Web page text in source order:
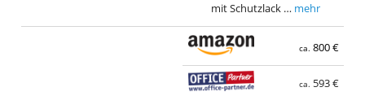
mit Schutzlack … mehr
ca. 800 €
ca. 593 €